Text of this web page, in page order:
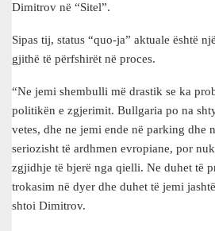
Dimitrov në “Sitel”.
Sipas tij, status “quo-ja” aktuale është
gjithë të përfshirët në proces.
“Ne jemi shembulli më drastik se ka
politikën e zgjerimit. Bullgaria po na
vetes, dhe ne jemi ende në parking dhe
seriozisht të ardhmen evropiane, por
zgjidhje të bjerë nga qielli. Ne duhet të
trokasim në dyer dhe duhet të jemi
shtoi Dimitrov.